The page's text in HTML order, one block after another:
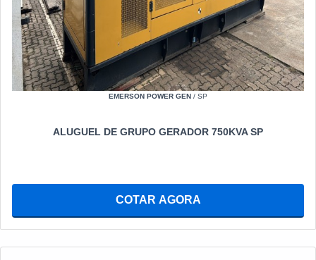
EMERSON POWER GEN / SP
ALUGUEL DE GRUPO GERADOR 750KVA SP
COTAR AGORA